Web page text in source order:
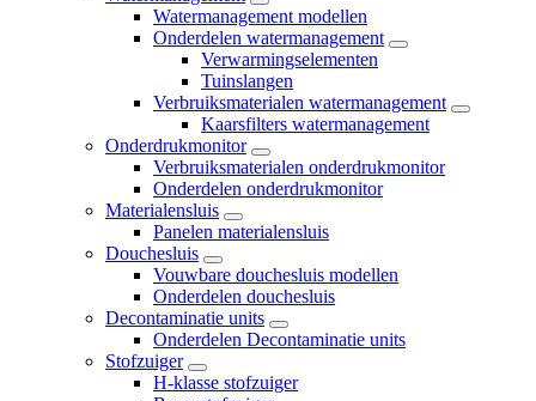
Watermanagement modellen
Onderdelen watermanagement
Verwarmingselementen
Tuinslangen
Verbruiksmaterialen watermanagement
Kaarsfilters watermanagement
Onderdrukmonitor
Verbruiksmaterialen onderdrukmonitor
Onderdelen onderdrukmonitor
Materialensluis
Panelen materialensluis
Douchesluis
Vouwbare douchesluis modellen
Onderdelen douchesluis
Decontaminatie units
Onderdelen Decontaminatie units
Stofzuiger
H-klasse stofzuiger